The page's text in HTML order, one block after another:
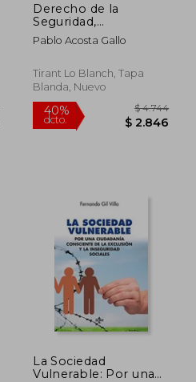
45%
dcto.
Derecho de la
Seguridad,
Responsabilidad
Policial y
corregida y
aumentada 2015
Pablo Acosta Gallo
Tirant Lo Blanch, Tapa
Blanda, Nuevo
La Sociedad
Vulnerable: Por una